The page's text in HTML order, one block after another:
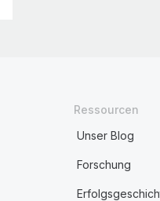
Ressourcen
Unser Blog
Forschung